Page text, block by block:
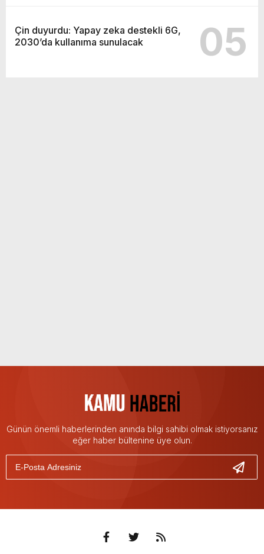
Çin duyurdu: Yapay zeka destekli 6G,
2030’da kullanıma sunulacak
05
Günün önemli haberlerinden anında bilgi sahibi olmak istiyorsanız
eğer haber bültenine üye olun.